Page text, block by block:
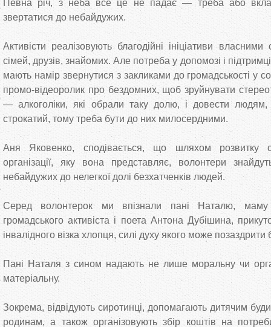
Певна річ, з неба все це не падає — треба або
звертатися до небайдужих.
Активісти реалізовують благодійні ініціативи
сімей, друзів, знайомих. Але потреба у допомозі і
мають намір звернутися з закликами до громадськості у
промо-відеоролик про бездомних, щоб зруйнувати
— алкоголіки, які обрали таку долю, і довести
строкатий, тому треба бути до них милосердними.
Аня Яковенко, сподівається, що шляхом розвитку
організації, яку вона представляє, волонтери
небайдужих до нелегкої долі безхатченків людей.
Серед волонтерок ми впізнали пані Наталю, маму
громадського активіста і поета Антона Дубішина,
інвалідного візка хлопця, силі духу якого може
Пані Наталя з сином надають не лише моральну чи
матеріальну.
Зокрема, відвідують сиротинці, допомагають дитячим
родинам, а також організовують збір коштів на